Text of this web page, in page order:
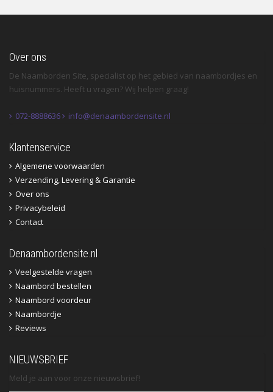
Over ons
De Naamborden Site, specialist op het gebied van naambordjes en
huisnummers. Heeft u vragen? Wij helpen graag!
072-8888636 info@denaambordensite.nl
Klantenservice
Algemene voorwaarden
Verzending, Levering & Garantie
Over ons
Privacybeleid
Contact
Denaambordensite.nl
Veelgestelde vragen
Naambord bestellen
Naambord voordeur
Naambordje
Reviews
NIEUWSBRIEF
Meld je aan voor onze nieuwsbrief!